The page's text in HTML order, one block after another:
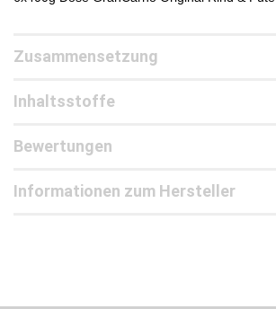
Zusammensetzung
Inhaltsstoffe
Bewertungen
Informationen zum Hersteller